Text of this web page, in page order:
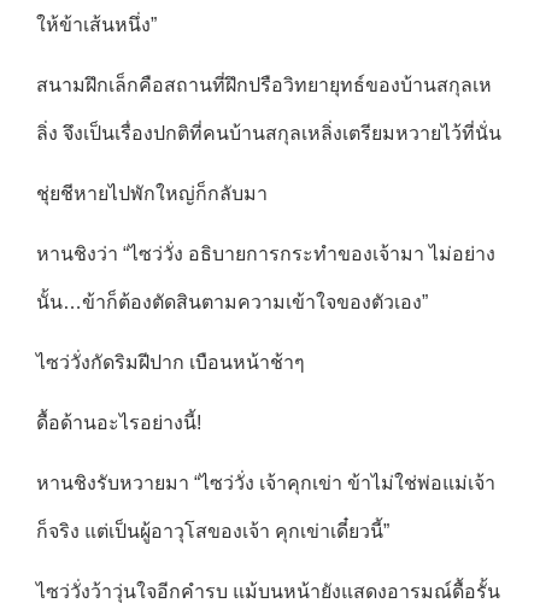
ให้ข้าเส้นหนึ่ง”
สนามฝึกเล็กคือสถานที่ฝึกปรือวิทยายุทธ์ของบ้านสกุลเห
ลิ่ง จึงเป็นเรื่องปกติที่คนบ้านสกุลเหลิ่งเตรียมหวายไว้ที่นั่น
ชุ่ยชีหายไปพักใหญ่ก็กลับมา
หานชิงว่า “ไซว่วั่ง อธิบายการกระทำของเจ้ามา ไม่อย่าง
นั้น…ข้าก็ต้องตัดสินตามความเข้าใจของตัวเอง”
ไซว่วั่งกัดริมฝีปาก เบือนหน้าช้าๆ
ดื้อด้านอะไรอย่างนี้!
หานชิงรับหวายมา “ไซว่วั่ง เจ้าคุกเข่า ข้าไม่ใช่พ่อแม่เจ้า
ก็จริง แต่เป็นผู้อาวุโสของเจ้า คุกเข่าเดี๋ยวนี้”
ไซว่วั่งว้าวุ่นใจอีกคำรบ แม้บนหน้ายังแสดงอารมณ์ดื้อรั้น